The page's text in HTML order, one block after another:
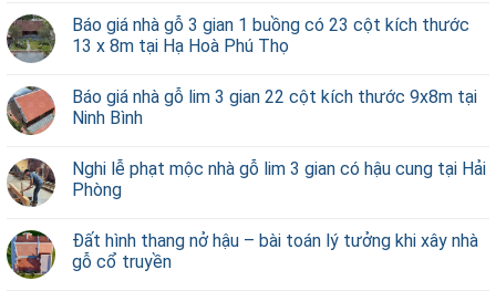
Báo giá nhà gỗ 3 gian 1 buồng có 23 cột kích thước
13 x 8m tại Hạ Hoà Phú Thọ
Báo giá nhà gỗ lim 3 gian 22 cột kích thước 9x8m tại
Ninh Bình
Nghi lễ phạt mộc nhà gỗ lim 3 gian có hậu cung tại Hải
Phòng
Đất hình thang nở hậu – bài toán lý tưởng khi xây nhà
gỗ cổ truyền